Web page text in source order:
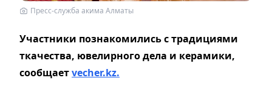
Пресс-служба акима Алматы
Участники познакомились с традициями
ткачества, ювелирного дела и керамики,
сообщаетvecher.kz.